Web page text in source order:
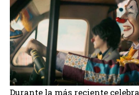
Durante la más reciente